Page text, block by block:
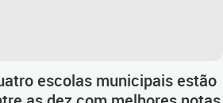
escolas municipais estão